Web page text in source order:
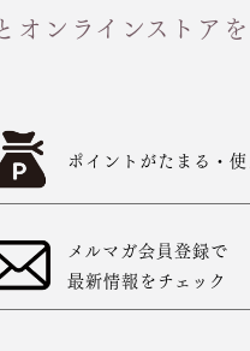
オンラインストア
ポイントがたまる・使
メルマガ会員登録で
最新情報をチェック